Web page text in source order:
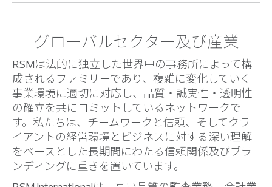
グローバルセクター及び産業
RSMは法的に独立した世界中の事務所によって構
成されるファミリーであり、複雑に変化していく
事業環境に適切に対応し、品質・誠実性・透明性
の確立を共にコミットしているネットワークで
す。私たちは、チームワークと信頼、そしてクラ
イアントの経営環境とビジネスに対する深い理解
をベースとした長期間にわたる信頼関係及びブラ
ンディングに重きを置いています。